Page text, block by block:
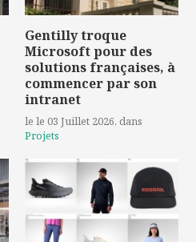
Gentilly troque
Microsoft pour des
solutions françaises, à
commencer par son
intranet
le le 03 Juillet 2026, dans
Projets